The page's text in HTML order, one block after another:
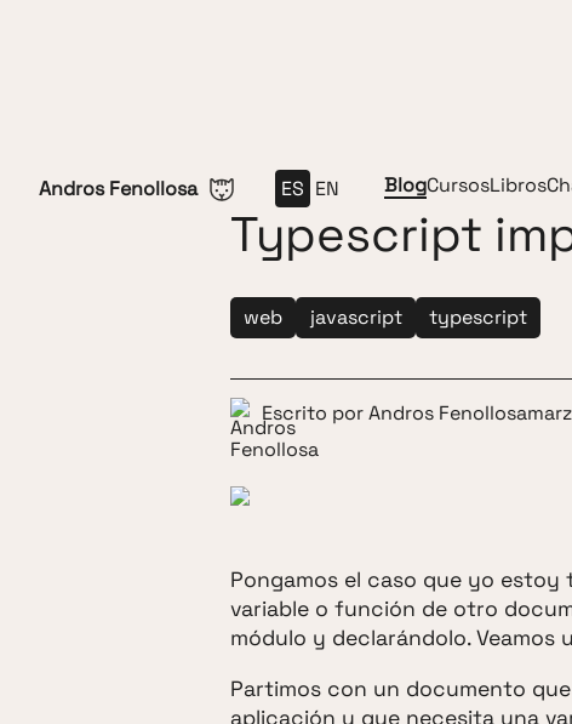
Saltar al contenido
Andros Fenollosa ES EN BlogCursosLibros
Typescript
web javascript typescript
Pongamos el caso que yo
variable o función de otro
módulo y declarándolo. Veamos
Partimos con un documento
aplicación y que necesita una
Escrito porAndros Fenollosa